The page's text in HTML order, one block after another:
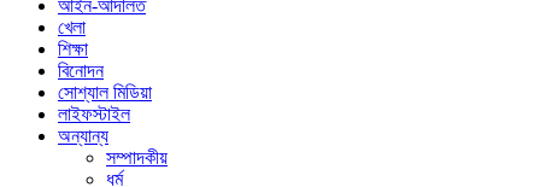
আইন-আদালত
খেলা
শিক্ষা
বিনোদন
সোশ্যাল মিডিয়া
লাইফস্টাইল
অন্যান্য
সম্পাদকীয়
ধর্ম